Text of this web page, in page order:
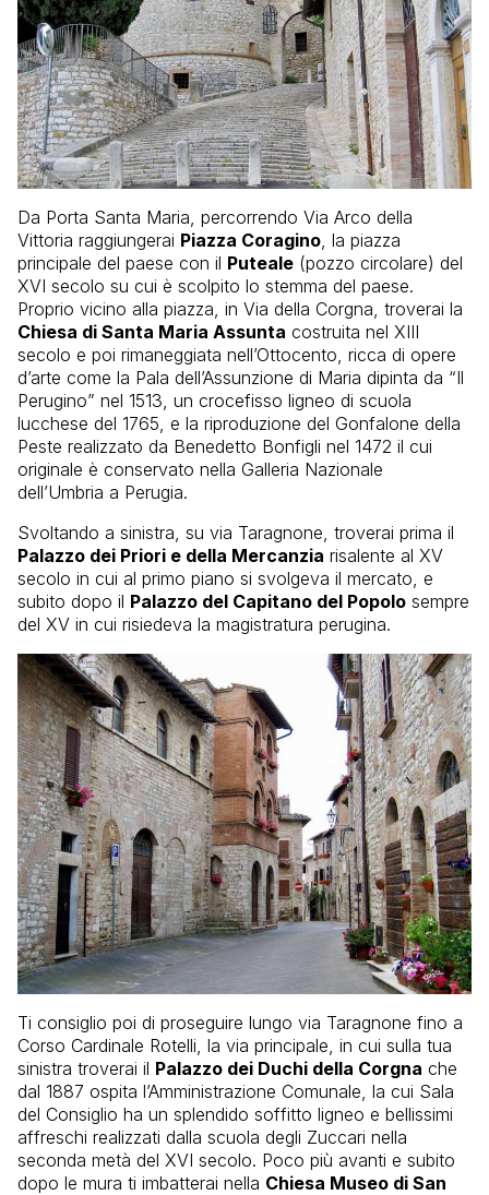
Da Porta Santa Maria, percorrendo Via Arco della
Vittoria raggiungerai Piazza Coragino , la piazza
principale del paese con il Puteale (pozzo circolare) del
XVI secolo su cui è scolpito lo stemma del paese.
Proprio vicino alla piazza, in Via della Corgna, troverai la
Chiesa di Santa Maria Assunta costruita nel XIII
secolo e poi rimaneggiata nell’Ottocento, ricca di opere
d’arte come la Pala dell’Assunzione di Maria dipinta da “Il
Perugino” nel 1513, un crocefisso ligneo di scuola
lucchese del 1765, e la riproduzione del Gonfalone della
Peste realizzato da Benedetto Bonfigli nel 1472 il cui
originale è conservato nella Galleria Nazionale
dell’Umbria a Perugia.
Svoltando a sinistra, su via Taragnone, troverai prima il
Palazzo dei Priori e della Mercanzia risalente al XV
secolo in cui al primo piano si svolgeva il mercato, e
subito dopo il Palazzo del Capitano del Popolo sempre
del XV in cui risiedeva la magistratura perugina.
Ti consiglio poi di proseguire lungo via Taragnone fino a
Corso Cardinale Rotelli, la via principale, in cui sulla tua
sinistra troverai il Palazzo dei Duchi della Corgna che
dal 1887 ospita l’Amministrazione Comunale, la cui Sala
del Consiglio ha un splendido soffitto ligneo e bellissimi
affreschi realizzati dalla scuola degli Zuccari nella
seconda metà del XVI secolo. Poco più avanti e subito
dopo le mura ti imbatterai nella Chiesa Museo di San